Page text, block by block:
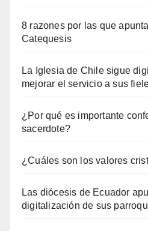
8 razones por las que
Catequesis
La Iglesia de Chile sigue
mejorar el servicio a sus
¿Por qué es importante
sacerdote?
¿Cuáles son los valores
Las diócesis de Ecuador
digitalización de sus